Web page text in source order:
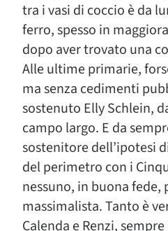
tra i vasi di coccio è da
ferro, spesso in
dopo aver trovato una
Alle ultime primarie,
ma senza cedimenti
sostenuto Elly Schlein,
campo largo. E da
sostenitore dell’ipotesi
del perimetro con i
nessuno, in buona
massimalista. Tanto è
Calenda e Renzi,